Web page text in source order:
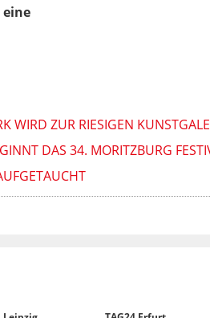
WIRD ZUR RIESIGEN
DAS 34. MORITZBURG